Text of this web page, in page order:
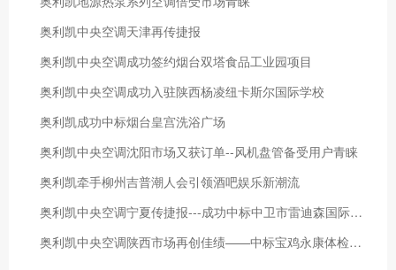
奥利凯中央空调天津再传捷报
奥利凯中央空调成功签约烟台双塔食品工业园项目
奥利凯中央空调成功入驻陕西杨凌纽卡斯尔国际学校
奥利凯成功中标烟台皇宫洗浴广场
奥利凯中央空调沈阳市场又获订单--风机盘管备受用户青睐
奥利凯牵手柳州吉普潮人会引领酒吧娱乐新潮流
奥利凯中央空调宁夏传捷报---成功中标中卫市雷迪森国际酒店空调项目
奥利凯中央空调陕西市场再创佳绩——中标宝鸡永康体检中心